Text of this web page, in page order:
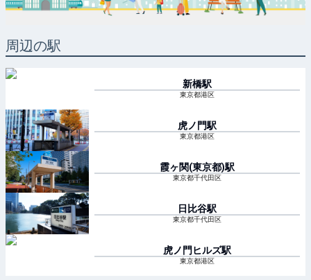
周辺の駅
新橋駅
東京都港区
虎ノ門駅
東京都港区
霞ヶ関(東京都)駅
東京都千代田区
日比谷駅
東京都千代田区
虎ノ門ヒルズ駅
東京都港区